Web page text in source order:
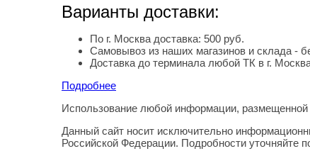
Варианты доставки:
По г. Москва доставка: 500 руб.
Самовывоз из наших магазинов и склада -
Доставка до терминала любой ТК в г.
Подробнее
Использование любой информации, размещенной
Данный сайт носит исключительно
Российской Федерации. Подробности уточняйте